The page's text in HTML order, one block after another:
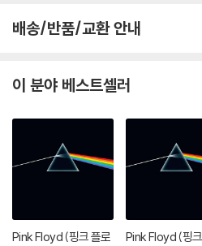
배송/반품/교환 안내
이 분야 베스트셀러
Pink Floyd (핑크 플로
Pink Floyd (핑